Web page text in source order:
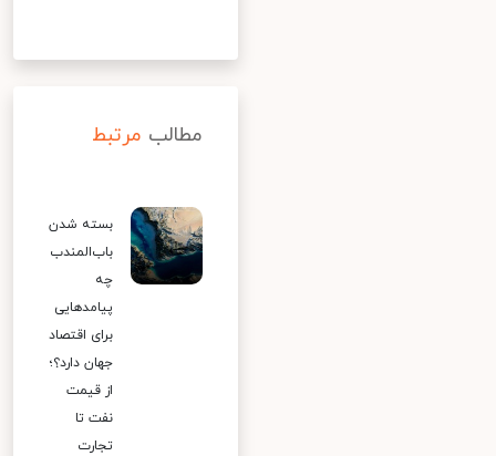
مطالب مرتبط
بسته شدن
باب‌المندب
چه
پیامدهایی
برای اقتصاد
جهان دارد؟؛
از قیمت
نفت تا
تجارت